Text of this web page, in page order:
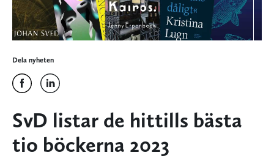
Dela nyheten
SvD listar de hittills bästa
tio böckerna 2023